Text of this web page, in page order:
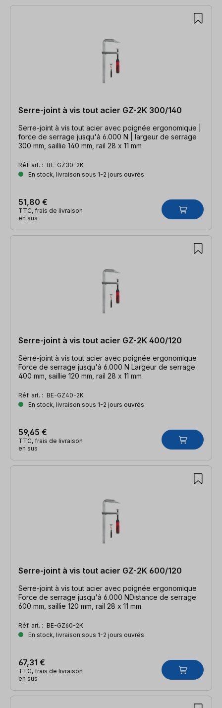
Serre-joint à vis tout acier GZ-2K 300/140
Serre-joint à vis tout acier avec poignée ergonomique |
force de serrage jusqu'à 6.000 N | largeur de serrage
300 mm, saillie 140 mm, rail 28 x 11 mm
Réf. art. : BE-GZ30-2K
En stock, livraison sous 1-2 jours ouvrés
51,80 €
TTC, frais de livraison
en sus
Serre-joint à vis tout acier GZ-2K 400/120
Serre-joint à vis tout acier avec poignée ergonomique
Force de serrage jusqu'à 6.000 N Largeur de serrage
400 mm, saillie 120 mm, rail 28 x 11 mm
Réf. art. : BE-GZ40-2K
En stock, livraison sous 1-2 jours ouvrés
59,65 €
TTC, frais de livraison
en sus
Serre-joint à vis tout acier GZ-2K 600/120
Serre-joint à vis tout acier avec poignée ergonomique
Force de serrage jusqu'à 6.000 NDistance de serrage
600 mm, saillie 120 mm, rail 28 x 11 mm
Réf. art. : BE-GZ60-2K
En stock, livraison sous 1-2 jours ouvrés
67,31 €
TTC, frais de livraison
en sus